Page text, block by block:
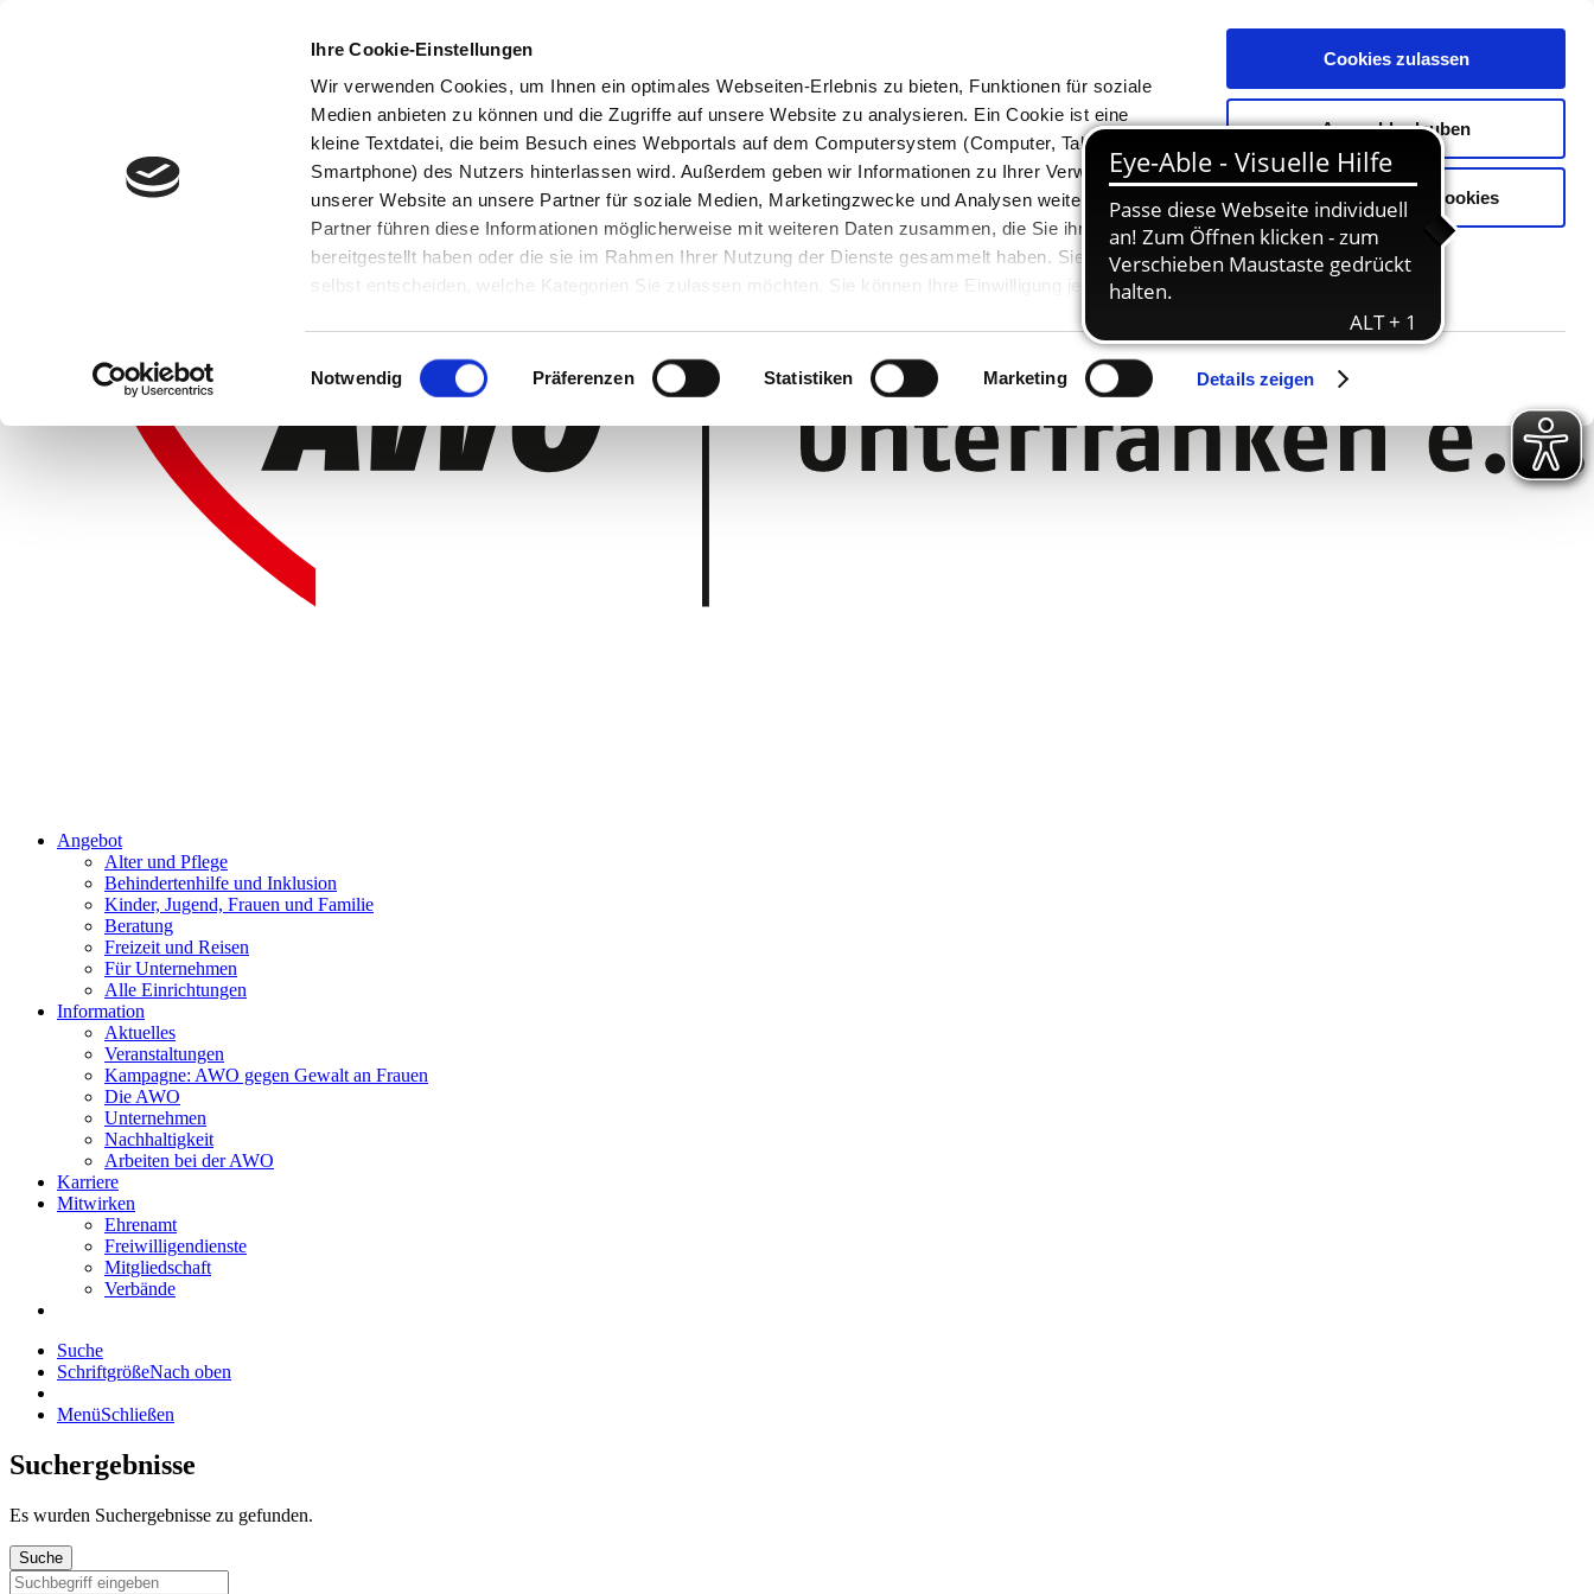
Ihre Cookie-Einstellungen
Wir verwenden Cookies, um Ihnen ein optimales Webseiten-Erlebnis zu bieten, Funktionen für soziale
Medien anbieten zu können und die Zugriffe auf unsere Website zu analysieren. Ein Cookie ist eine
kleine Textdatei, die beim Besuch eines Webportals auf dem Computersystem (Computer, Tablet oder
Smartphone) des Nutzers hinterlassen wird. Außerdem geben wir Informationen zu Ihrer Verwendung
unserer Website an unsere Partner für soziale Medien, Marketingzwecke und Analysen weiter. Unsere
Partner führen diese Informationen möglicherweise mit weiteren Daten zusammen, die Sie ihnen
bereitgestellt haben oder die sie im Rahmen Ihrer Nutzung der Dienste gesammelt haben. Sie können
selbst entscheiden, welche Kategorien Sie zulassen möchten. Sie können Ihre Einwilligung jederzeit
Einwilligungsauswahl
Notwendig Präferenzen Statistiken Marketing Details zeigen
Cookies zulassen
Auswahl erlauben
Nur notwendige Cookies
Angebot
Alter und Pflege
Behindertenhilfe und Inklusion
Kinder, Jugend, Frauen und Familie
Beratung
Freizeit und Reisen
Für Unternehmen
Alle Einrichtungen
Information
Aktuelles
Veranstaltungen
Kampagne: AWO gegen Gewalt an Frauen
Die AWO
Unternehmen
Nachhaltigkeit
Arbeiten bei der AWO
Karriere
Mitwirken
Ehrenamt
Freiwilligendienste
Mitgliedschaft
Verbände
Suche
SchriftgrößeNach oben
MenüSchließen
Suchergebnisse
Es wurden Suchergebnisse zu gefunden.
Suche